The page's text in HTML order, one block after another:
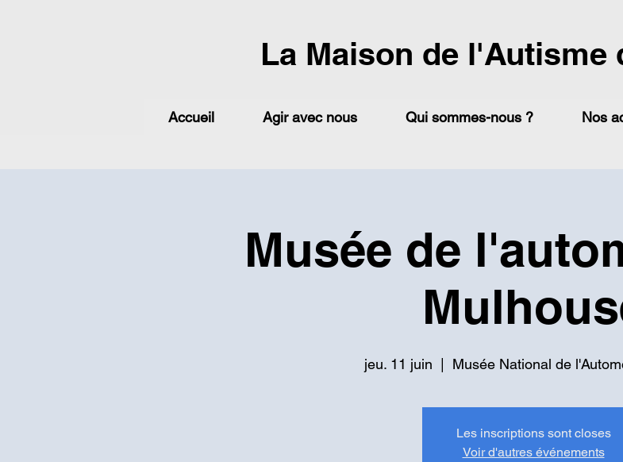
La Maison de l'Autisme
Accueil Agir avec nous Qui sommes-nous ? Nos
Musée de
jeu. 11 juin Musée National de
Les inscriptions sont closes
Voir d'autres événements